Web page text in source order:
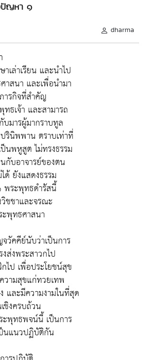
ปัญหา ๑
dharma
เล่าเรียน และนำไป
าสนา และเพื่อนำมา
ารกิจที่สำคัญ
ธเจ้า และสามารถ
มารผู้มากราบทูล
รินิพพาน ตราบเท่าที่
นพหูสูต ไม่ทรงธรรม
กับอาจารย์ของตน
ยังแสดงธรรม
พระพุทธดำรัสนี้
ชชาและจรณะ
พุทธศาสนา
วัคคีย์นับว่าเป็นการ
ส่งพระสาวกไป
ไป เพื่อประโยชน์สุข
วามสุขแก่ทวยเทพ
และมีความงามในที่สุด
งครบถ้วน
ะพุทธพจน์นี้ เป็นการ
นแนวปฏิบัติกัน